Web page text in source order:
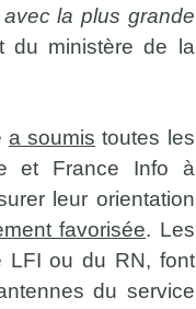
la plus grande
du ministère de la
a soumis toutes les
et France Info à
leur orientation
favorisée. Les
LFI ou du RN, font
du service